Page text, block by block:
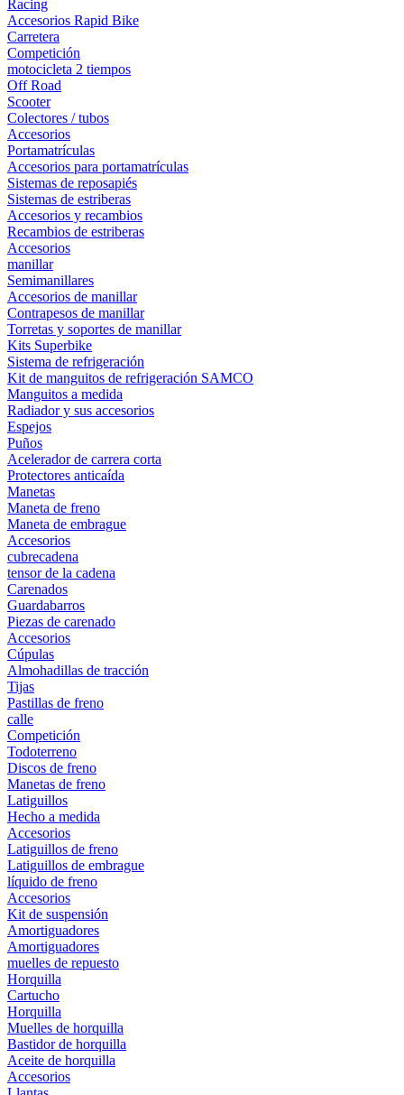
Racing
Accesorios Rapid Bike
Carretera
Competición
motocicleta 2 tiempos
Off Road
Scooter
Colectores / tubos
Accesorios
Portamatrículas
Accesorios para portamatrículas
Sistemas de reposapiés
Sistemas de estriberas
Accesorios y recambios
Recambios de estriberas
Accesorios
manillar
Semimanillares
Accesorios de manillar
Contrapesos de manillar
Torretas y soportes de manillar
Kits Superbike
Sistema de refrigeración
Kit de manguitos de refrigeración SAMCO
Manguitos a medida
Radiador y sus accesorios
Espejos
Puños
Acelerador de carrera corta
Protectores anticaída
Manetas
Maneta de freno
Maneta de embrague
Accesorios
cubrecadena
tensor de la cadena
Carenados
Guardabarros
Piezas de carenado
Accesorios
Cúpulas
Almohadillas de tracción
Tijas
Pastillas de freno
calle
Competición
Todoterreno
Discos de freno
Manetas de freno
Latiguillos
Hecho a medida
Accesorios
Latiguillos de freno
Latiguillos de embrague
líquido de freno
Accesorios
Kit de suspensión
Amortiguadores
Amortiguadores
muelles de repuesto
Horquilla
Cartucho
Horquilla
Muelles de horquilla
Bastidor de horquilla
Aceite de horquilla
Accesorios